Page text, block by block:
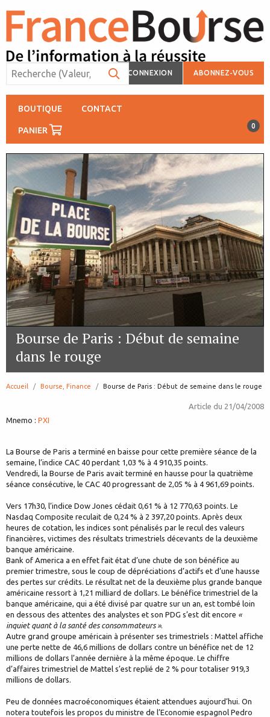
CONNEXION ABONNEZ-VOUS
BOUTIQUE CONTACT
PANIER 0
Bourse de Paris : Début de semaine
dans le rouge
Accueil Bourse, Finance page:
Bourse de Paris : Début de semaine dans le rouge
Article du 21/04/2008
Mnemo : PXI
La Bourse de Paris a terminé en baisse pour cette première séance de la
semaine, l’indice CAC 40 perdant 1,03 % à 4 910,35 points.
Vendredi, la Bourse de Paris avait terminé en hausse pour la quatrième
séance consécutive, le CAC 40 progressant de 2,05 % à 4 961,69 points.
Vers 17h30, l’indice Dow Jones cédait 0,61 % à 12 770,63 points. Le
Nasdaq Composite reculait de 0,24 % à 2 397,20 points. Après deux
heures de cotation, les indices sont pénalisés par le recul des valeurs
financières, victimes des résultats trimestriels décevants de la deuxième
banque américaine.
Bank of America a en effet fait état d’une chute de son bénéfice au
premier trimestre, sous le coup de dépréciations d’actifs et d’une hausse
des pertes sur crédits. Le résultat net de la deuxième plus grande banque
américaine ressort à 1,21 milliard de dollars. Le bénéfice trimestriel de la
banque américaine, qui a été divisé par quatre sur un an, est tombé loin
en dessous des attentes des analystes et son PDG s’est dit encore «
inquiet quant à la santé des consommateurs ».
Autre grand groupe américain à présenter ses trimestriels : Mattel affiche
une perte nette de 46,6 millions de dollars contre un bénéfice net de 12
millions de dollars l’année dernière à la même époque. Le chiffre
d’affaires trimestriel de Mattel s’est replié de 2 % pour totaliser 919,3
millions de dollars.
Peu de données macroéconomiques étaient attendues aujourd’hui. On
notera toutefois les propos du ministre de l’Economie espagnol Pedro